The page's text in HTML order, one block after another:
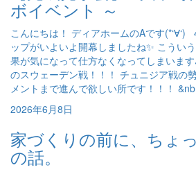
ボイベント ～
こんにちは！ ディアホームのAです(*‘∀‘)
ップがいよいよ開幕しましたね✨ こうい
果が気になって仕方なくなってしまいま
のスウェーデン戦！！！ チュニジア戦の
メントまで進んで欲しい所です！！！
2026年6月8日
家づくりの前に、ちょ
の話。